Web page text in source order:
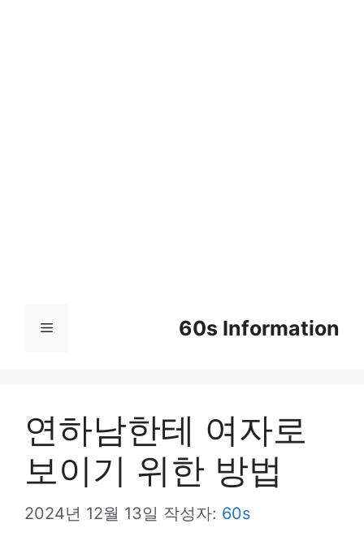
60s Information
메
연하남한테 여자로
보이기 위한 방법
2024년 12월 13일 작성자: 60s